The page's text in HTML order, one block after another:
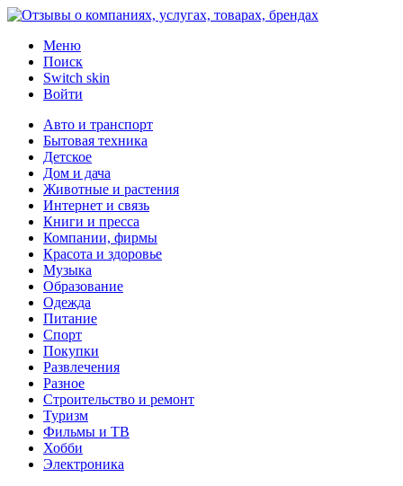
Меню
Поиск
Switch skin
Войти
Авто и транспорт
Бытовая техника
Детское
Дом и дача
Животные и растения
Интернет и связь
Книги и пресса
Компании, фирмы
Красота и здоровье
Музыка
Образование
Одежда
Питание
Спорт
Покупки
Развлечения
Разное
Строительство и ремонт
Туризм
Фильмы и ТВ
Хобби
Электроника